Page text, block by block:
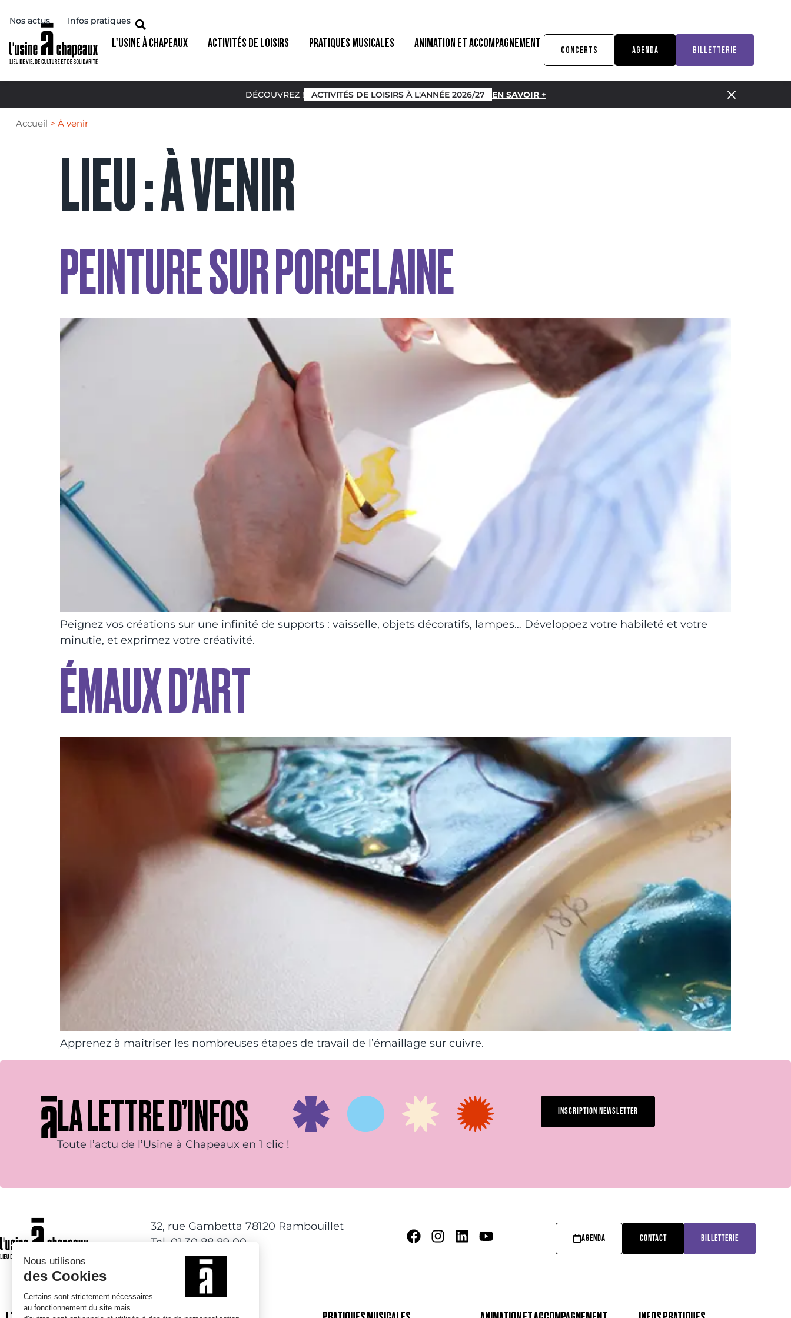
Nos actus Infos pratiques
L'USINE À CHAPEAUX ACTIVITÉS DE LOISIRS PRATIQUES MUSICALES ANIMATION ET ACCOMPAGNEMENT
CONCERTS AGENDA BILLETTERIE
DÉCOUVREZ ! ACTIVITÉS DE LOISIRS À L'ANNÉE 2026/27 EN SAVOIR +
Accueil > À venir
LIEU :À VENIR
PEINTURE SUR PORCELAINE
Peignez vos créations sur une infinité de supports : vaisselle, objets décoratifs, lampes… Développez votre habileté et votre
minutie, et exprimez votre créativité.
ÉMAUX D’ART
Apprenez à maitriser les nombreuses étapes de travail de l’émaillage sur cuivre.
LA LETTRE D’INFOS
Toute l’actu de l’Usine à Chapeaux en 1 clic !
INSCRIPTION NEWSLETTER
32, rue Gambetta 78120 Rambouillet
Tel. 01 30 88 89 00
AGENDA CONTACT BILLETTERIE